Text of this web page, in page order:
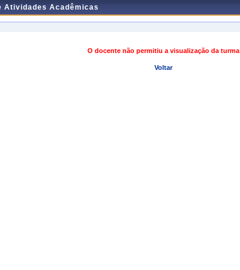
Atividades Acadêmicas
O docente não permitiu a visualização da turma
Voltar